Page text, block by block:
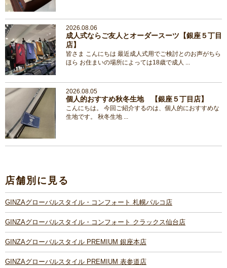
2026.08.06
成人式ならご友人とオーダースーツ【銀座５丁目
店】
皆さま こんにちは 最近成人式用でご検討とのお声がちら
ほら お住まいの場所によっては18歳で成人 ...
2026.08.05
個人的おすすめ秋冬生地 【銀座５丁目店】
こんにちは。 今回ご紹介するのは、個人的におすすめな
生地です。 秋冬生地 ...
店舗別に見る
GINZAグローバルスタイル・コンフォート 札幌パルコ店
GINZAグローバルスタイル・コンフォート クラックス仙台店
GINZAグローバルスタイル PREMIUM 銀座本店
GINZAグローバルスタイル PREMIUM 表参道店